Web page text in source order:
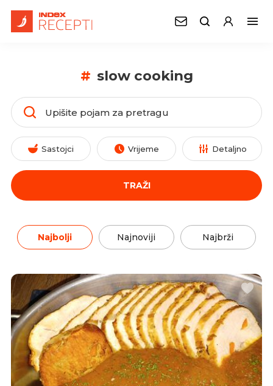
# slow cooking
Sastojci Vrijeme Detaljno
TRAŽI
Najbolji Najnoviji Najbrži